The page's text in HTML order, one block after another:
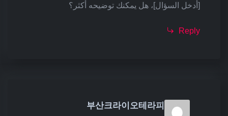
[أدخل السؤال]، هل يمكنك توضيحه أكثر؟
Reply
부산크라이오테라피